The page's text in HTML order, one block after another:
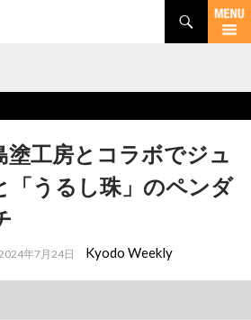
塗工房とコラボでジュ
うるし珠」のペンダ
年7月24日 Kyodo Weekly